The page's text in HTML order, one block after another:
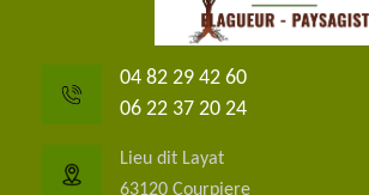
04 82 29 42 60
06 22 37 20 24
Lieu dit Layat
63120 Courpiere